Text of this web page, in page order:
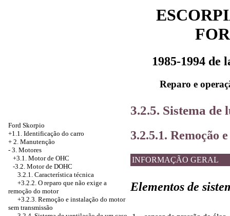
1985-1994 de
Reparo e
Ford Skorpio
+1.1. Identificação do carro
+ 2. Manutenção
- 3. Motores
+3.1. Motor de OHC
-3.2. Motor de DOHC
3.2.1. Característica técnica
+3.2.2. O reparo que não exige a
remoção do motor
+3.2.3. Remoção e instalação do motor
sem transmissão
3.2.5. Sistema de
3.2.5.1. Remoção
INFORMAÇÃO GERAL
Elementos de